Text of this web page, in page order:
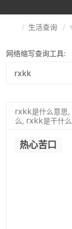
生活查询
网络缩写查询工具:
rxkk是什么意思,
么, rxkk是干什
热心苦口